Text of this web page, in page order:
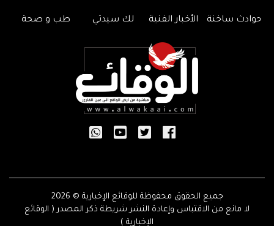
حوادث ساخنة الأخبار الفنية لك سيدتي طب و صحة
جميع الحقوق محفوظة للوقائع الإخبارية © 2026
لا مانع من الاقتباس وإعادة النشر شريطة ذكر المصدر ( الوقائع
الإخبارية )